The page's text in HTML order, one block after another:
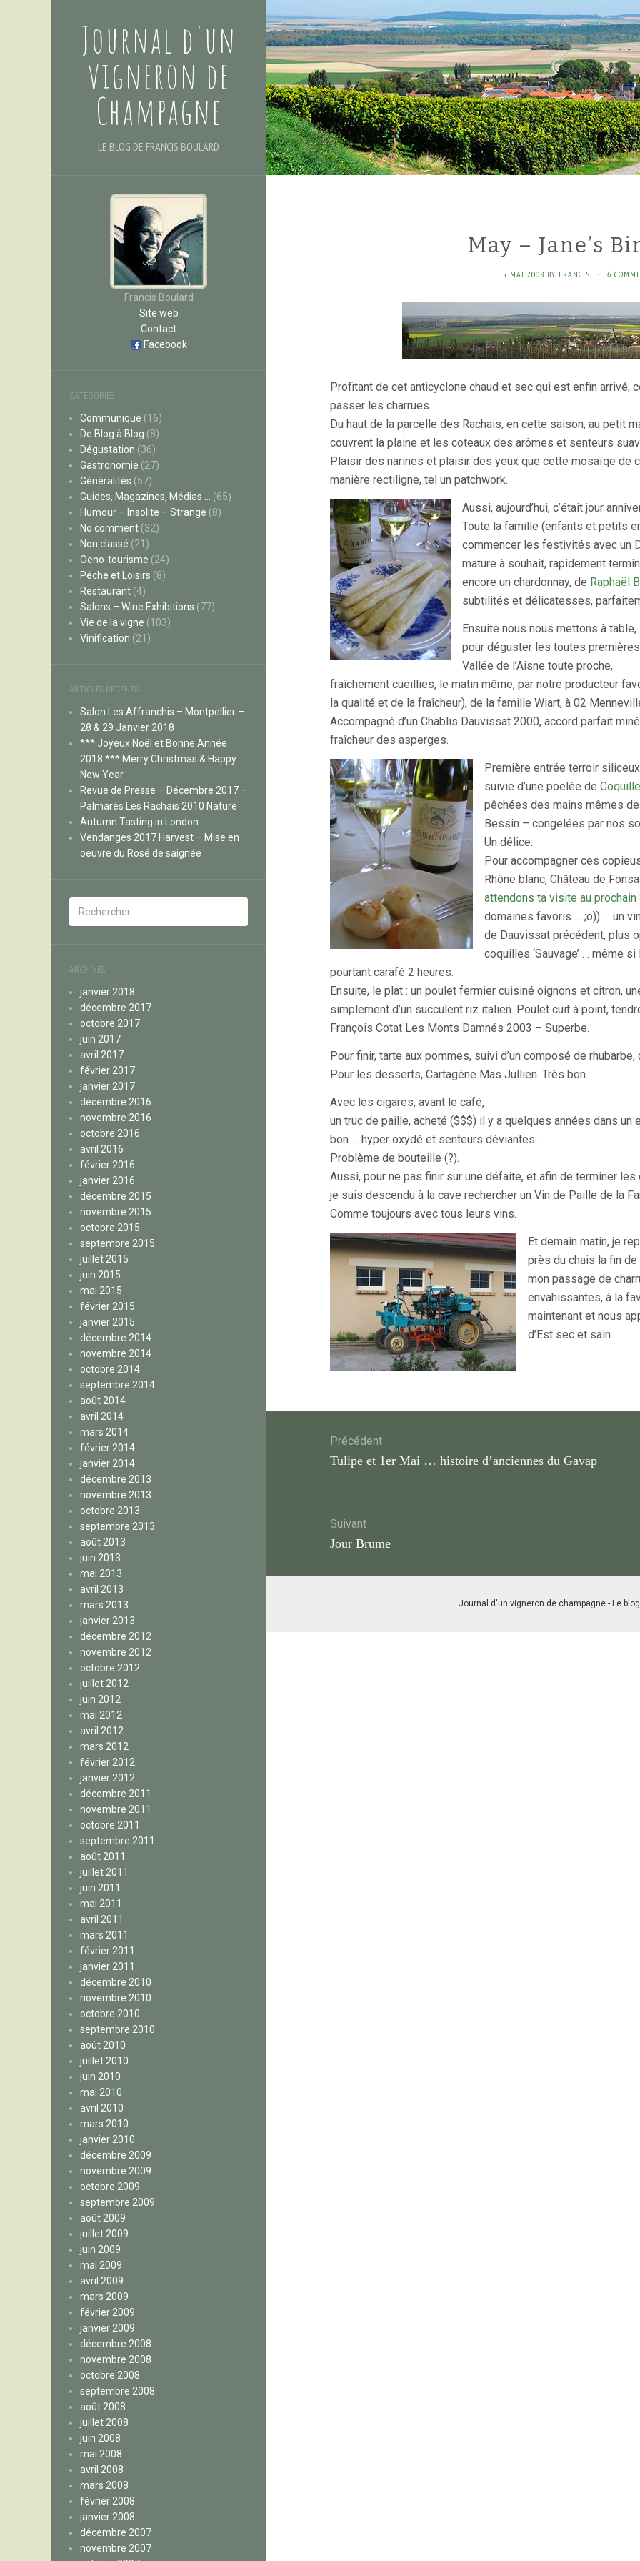
Journal d'un
vigneron de
Champagne
LE BLOG DE FRANCIS BOULARD
Francis Boulard
Site web
Contact
Facebook
CATÉGORIES
Communiqué (16)
De Blog à Blog (8)
Dégustation (36)
Gastronomie (27)
Généralités (57)
Guides, Magazines, Médias …
(65)
Humour – Insolite – Strange (8)
No comment (32)
Non classé (21)
Oeno-tourisme (24)
Pêche et Loisirs (8)
Restaurant (4)
Salons – Wine Exhibitions (77)
Vie de la vigne (103)
Vinification (21)
ARTICLES RÉCENTS
Salon Les Affranchis – Montpellier –
28 & 29 Janvier 2018
*** Joyeux Noël et Bonne Année
2018 *** Merry Christmas & Happy
New Year
Revue de Presse – Décembre 2017 –
Palmarés Les Rachais 2010 Nature
Autumn Tasting in London
Vendanges 2017 Harvest – Mise en
oeuvre du Rosé de saignée
ARCHIVES
janvier 2018
décembre 2017
octobre 2017
juin 2017
avril 2017
février 2017
janvier 2017
décembre 2016
novembre 2016
octobre 2016
avril 2016
février 2016
janvier 2016
décembre 2015
novembre 2015
octobre 2015
septembre 2015
juillet 2015
juin 2015
mai 2015
février 2015
janvier 2015
décembre 2014
novembre 2014
octobre 2014
septembre 2014
août 2014
avril 2014
mars 2014
février 2014
janvier 2014
décembre 2013
novembre 2013
octobre 2013
septembre 2013
août 2013
juin 2013
mai 2013
avril 2013
mars 2013
janvier 2013
décembre 2012
novembre 2012
octobre 2012
juillet 2012
juin 2012
mai 2012
avril 2012
mars 2012
février 2012
janvier 2012
décembre 2011
novembre 2011
octobre 2011
septembre 2011
août 2011
juillet 2011
juin 2011
mai 2011
avril 2011
mars 2011
février 2011
janvier 2011
décembre 2010
novembre 2010
octobre 2010
septembre 2010
août 2010
juillet 2010
juin 2010
mai 2010
avril 2010
mars 2010
janvier 2010
décembre 2009
novembre 2009
octobre 2009
septembre 2009
août 2009
juillet 2009
juin 2009
mai 2009
avril 2009
mars 2009
février 2009
janvier 2009
décembre 2008
novembre 2008
octobre 2008
septembre 2008
août 2008
juillet 2008
juin 2008
mai 2008
avril 2008
mars 2008
février 2008
janvier 2008
décembre 2007
novembre 2007
May – Jane’s
5 MAI 2008 BY FRANCIS · 6
Profitant de cet anticyclone chaud et sec qui est enfin arrivé,
passer les charrues.
Du haut de la parcelle des Rachais, en cette saison, au petit
couvrent la plaine et les coteaux des arômes et senteurs
Plaisir des narines et plaisir des yeux que cette mosaïqe de
manière rectiligne, tel un patchwork.
Aussi, aujourd’hui, c’était jour
Toute la famille (enfants et petits
commencer les festivités avec un
mature à souhait, rapidement
encore un chardonnay, de Raphaël
subtilités et délicatesses,
Ensuite nous nous mettons à table,
pour déguster les toutes
Vallée de l’Aisne toute proche,
fraîchement cueillies, le matin même, par notre producteur
la qualité et de la fraîcheur), de la famille Wiart, à 02
Accompagné d’un Chablis Dauvissat 2000, accord parfait
fraîcheur des asperges.
Première entrée terroir
suivie d’une poëlée de
pêchées des mains mêmes de
Bessin – congelées par nos
Un délice.
Pour accompagner ces
Rhône blanc, Château de
attendons ta visite au prochain
domaines favoris … ;o)) … un
de Dauvissat précédent, plus
coquilles ‘Sauvage’ … même
pourtant carafé 2 heures.
Ensuite, le plat : un poulet fermier cuisiné oignons et citron,
simplement d’un succulent riz italien. Poulet cuit à point,
François Cotat Les Monts Damnés 2003 – Superbe.
Pour finir, tarte aux pommes, suivi d’un composé de
Pour les desserts, Cartagéne Mas Jullien. Très bon.
Avec les cigares, avant le café,
un truc de paille, acheté ($$$) il y a quelques années dans un
bon … hyper oxydé et senteurs déviantes …
Problème de bouteille (?).
Aussi, pour ne pas finir sur une défaite, et afin de terminer les
je suis descendu à la cave rechercher un Vin de Paille de la
Comme toujours avec tous leurs vins.
Et demain matin, je
près du chais la fin
mon passage de
envahissantes, à la
maintenant et nous
d’Est sec et sain.
Précédent
Article
Tulipe et 1er Mai … histoire d’anciennes du Gavap
Suivant
Article
:
Jour Brume
Journal d'un vigneron de champagne - Le